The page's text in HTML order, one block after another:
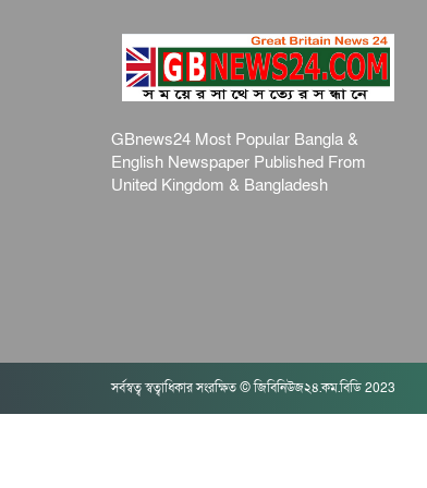
GBnews24 Most Popular Bangla &
English Newspaper Published From
United Kingdom & Bangladesh
সর্বস্বত্ব স্বত্বাধিকার সংরক্ষিত © জিবিনিউজ২৪.কম.বিডি 2023